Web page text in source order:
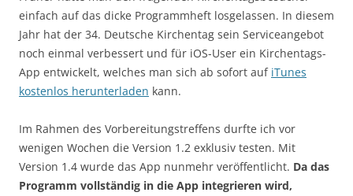
einfach auf das dicke Programmheft losgelassen. In diesem
Jahr hat der 34. Deutsche Kirchentag sein Serviceangebot
noch einmal verbessert und für iOS-User ein Kirchentags-
App entwickelt, welches man sich ab sofort auf iTunes
kostenlos herunterladen kann.
Im Rahmen des Vorbereitungstreffens durfte ich vor
wenigen Wochen die Version 1.2 exklusiv testen. Mit
Version 1.4 wurde das App nunmehr veröffentlicht. Da das
Programm vollständig in die App integrieren wird,